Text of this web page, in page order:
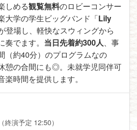
しめる観覧無料のロビーコンサー
大学の学生ビッグバンド「Lily
登場し、軽快なスウィングから
でます。 当日先着約300人、事
（約40分）のプログラムなの
憩の合間にも◎。未就学児同伴可
時間を提供します。
終演予定 12:50）